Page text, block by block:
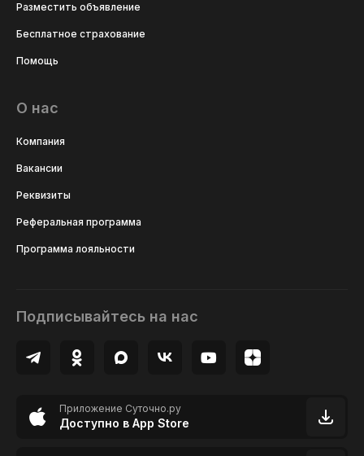
Разместить объявление
Бесплатное страхование
Помощь
О нас
Компания
Вакансии
Реквизиты
Реферальная программа
Программа лояльности
Подписывайтесь на нас
Приложение Суточно.ру
Доступно в App Store